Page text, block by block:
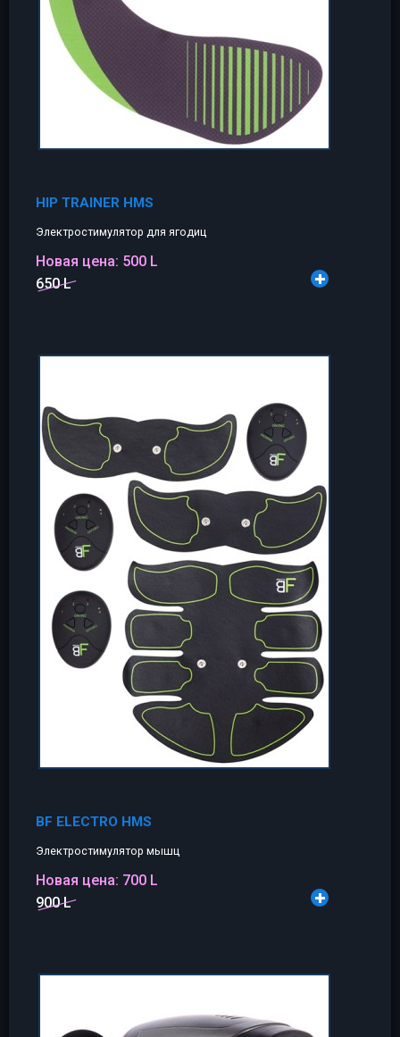
HIP TRAINER HMS
Электростимулятор для ягодиц
Новая цена: 500 L
650 L
BF ELECTRO HMS
Электростимулятор мышц
Новая цена: 700 L
900 L